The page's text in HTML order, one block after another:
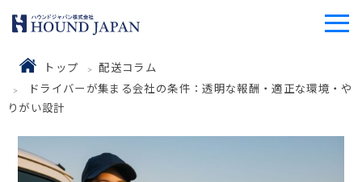
トップ
配送コラム
ドライバーが集まる会社の条件：透明な報酬・適正な環境・や
りがい設計